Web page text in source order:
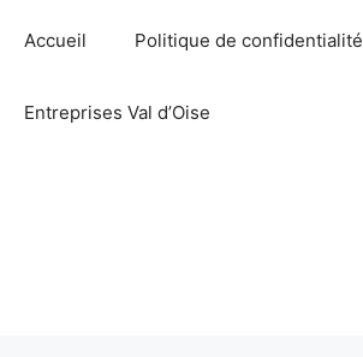
Accueil Politique de confidentialité
Entreprises Val d’Oise